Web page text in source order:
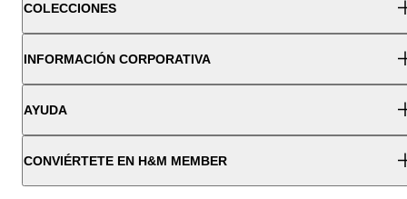
COLECCIONES
INFORMACIÓN CORPORATIVA
AYUDA
CONVIÉRTETE EN H&M MEMBER